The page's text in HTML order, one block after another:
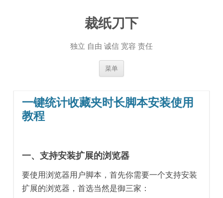
裁纸刀下
独立 自由 诚信 宽容 责任
菜单
一键统计收藏夹时长脚本安装使用
教程
一、支持安装扩展的浏览器
要使用浏览器用户脚本，首先你需要一个支持安装
扩展的浏览器，首选当然是御三家：